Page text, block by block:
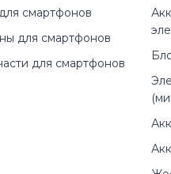
смартфонов
для смартфонов
для смартфонов